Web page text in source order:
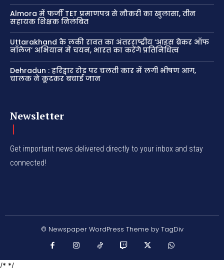
Almora में फर्जी TET प्रमाणपत्र से नौकरी का खुलासा, तीन
सहायक शिक्षक निलंबित
Uttarakhand के लकी रावत का अंतरराष्ट्रीय ‘आइस ब्रेकर ऑफ
नॉलेज’ अभियान में चयन, भारत का करेंगे प्रतिनिधित्व
Dehradun : हरिद्वार रोड पर चलती कार में लगी भीषण आग,
चालक ने कूदकर बचाई जान
Newsletter
Get important news delivered directly to your inbox and stay
connected!
© Newspaper WordPress Theme by TagDiv
/* */